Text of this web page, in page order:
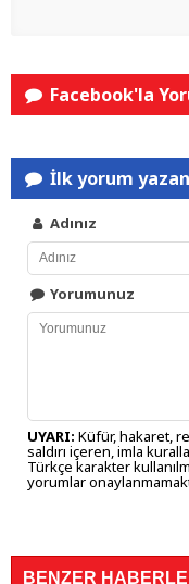
Facebook'la
İlk yorum
Adınız
Yorumunuz
UYARI: Küfür, hakaret,
saldırı içeren, imla
Türkçe karakter
yorumlar
BENZER